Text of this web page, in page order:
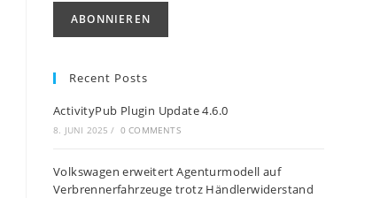
Recent Posts
ActivityPub Plugin Update 4.6.0
8. JUNI 2025 / 0 COMMENTS
Volkswagen erweitert Agenturmodell auf
Verbrennerfahrzeuge trotz Händlerwiderstand